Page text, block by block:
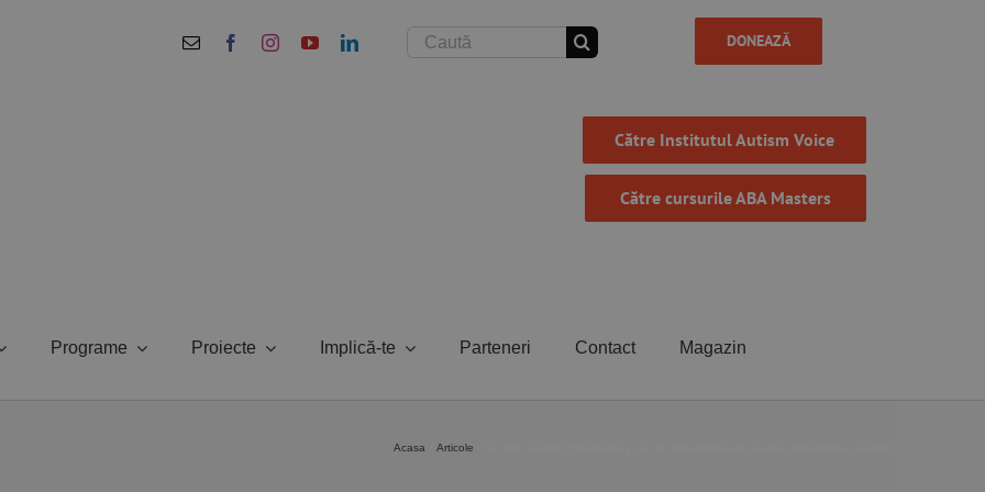
Cautare... DONEAZĂ
Către Institutul Autism Voice
Către cursurile ABA Masters
Programe Proiecte Implică-te Parteneri Contact Magazin
Acasa Articole